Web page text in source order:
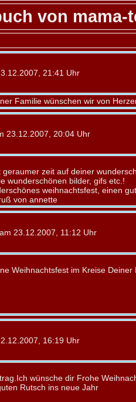
von mama-
21:41 Uhr
Familie wünschen wir von
23.12.2007, 20:04 Uhr
zeit auf deiner
wunderschönen bilder, gifs etc.!
weihnachtsfest, einen
von annette
23.12.2007, 11:12 Uhr
Weihnachtsfest im Kreise
16:19 Uhr
wünsche dir Frohe
Rutsch ins neue Jahr